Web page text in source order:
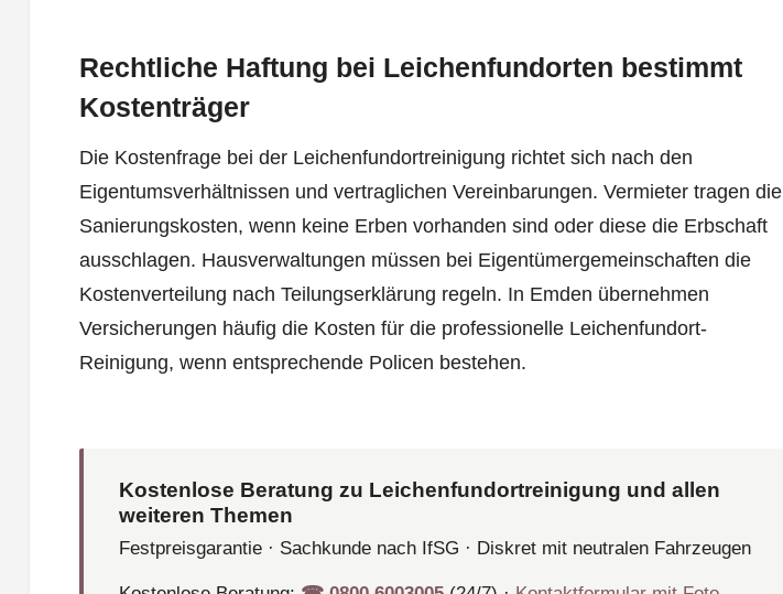
Rechtliche Haftung bei Leichenfundorten bestimmt
Kostenträger
Die Kostenfrage bei der Leichenfundortreinigung richtet sich nach den
Eigentumsverhältnissen und vertraglichen Vereinbarungen. Vermieter tragen die
Sanierungskosten, wenn keine Erben vorhanden sind oder diese die Erbschaft
ausschlagen. Hausverwaltungen müssen bei Eigentümergemeinschaften die
Kostenverteilung nach Teilungserklärung regeln. In Emden übernehmen
Versicherungen häufig die Kosten für die professionelle Leichenfundort-
Reinigung, wenn entsprechende Policen bestehen.
Kostenlose Beratung zu Leichenfundortreinigung und allen
weiteren Themen
Festpreisgarantie · Sachkunde nach IfSG · Diskret mit neutralen Fahrzeugen